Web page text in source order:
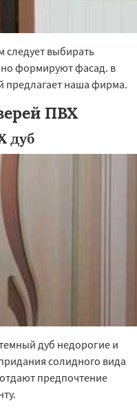
следует выбирать
формируют фасад. в
предлагает наша фирма.
ПВХ
дуб
дуб недорогие и
солидного вида
предпочтение
данных